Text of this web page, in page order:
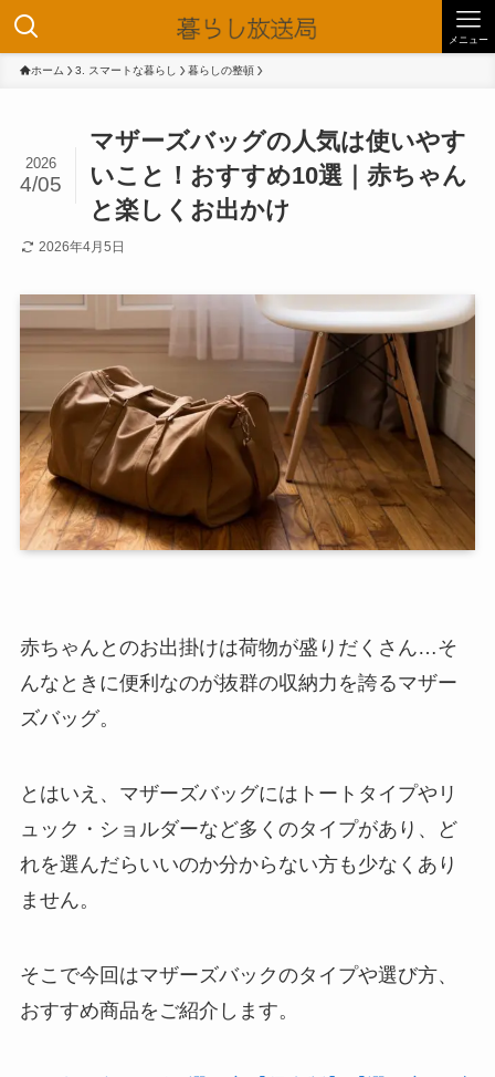
メニュー
ホーム 3. スマートな暮らし 暮らしの整頓
マザーズバッグの人気は使いやす
いこと！おすすめ10選｜赤ちゃん
と楽しくお出かけ
2026
4/05
2026年4月5日
赤ちゃんとのお出掛けは荷物が盛りだくさん…そ
んなときに便利なのが抜群の収納力を誇るマザー
ズバッグ。
とはいえ、マザーズバッグにはトートタイプやリ
ュック・ショルダーなど多くのタイプがあり、ど
れを選んだらいいのか分からない方も少なくあり
ません。
そこで今回はマザーズバックのタイプや選び方、
おすすめ商品をご紹介します。